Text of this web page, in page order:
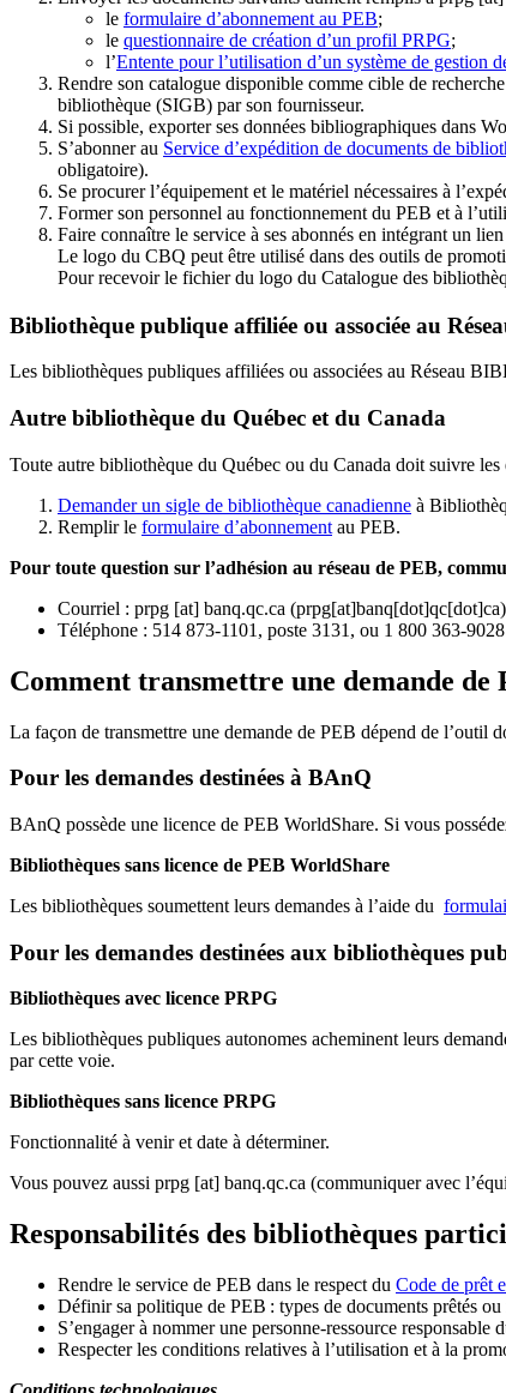
le formulaire d’abonnement au PEB;
le questionnaire de création d’un profil PRPG;
l’Entente pour l’utilisation d’un système de gestion
Rendre son catalogue disponible comme cible de
bibliothèque (SIGB) par son fournisseur.
Si possible, exporter ses données bibliographiques dans
S’abonner au Service d’expédition de documents de
obligatoire).
Se procurer l’équipement et le matériel nécessaires à
Former son personnel au fonctionnement du PEB et à
Faire connaître le service à ses abonnés en intégrant un
Le logo du CBQ peut être utilisé dans des outils de
Pour recevoir le fichier du logo du Catalogue des
Bibliothèque publique affiliée ou associée au
Les bibliothèques publiques affiliées ou associées au Réseau
Autre bibliothèque du Québec et du Canada
Toute autre bibliothèque du Québec ou du Canada doit suivre les
Demander un sigle de bibliothèque canadienne à
Remplir le formulaire d’abonnement au PEB.
Pour toute question sur l’adhésion au réseau de PEB,
Courriel : prpg [at] banq.qc.ca (prpg[at]banq[dot]qc[dot]ca)
Téléphone : 514 873-1101, poste 3131, ou 1 800 363-
Comment transmettre une demande de
La façon de transmettre une demande de PEB dépend de l’outil
Pour les demandes destinées à BAnQ
BAnQ possède une licence de PEB WorldShare. Si vous
Bibliothèques sans licence de PEB WorldShare
Les bibliothèques soumettent leurs demandes à l’aide du
Pour les demandes destinées aux bibliothèques
Bibliothèques avec licence PRPG
Les bibliothèques publiques autonomes acheminent leurs
par cette voie.
Bibliothèques sans licence PRPG
Fonctionnalité à venir et date à déterminer.
Vous pouvez aussi prpg [at] banq.qc.ca (communiquer avec
Responsabilités des bibliothèques
Rendre le service de PEB dans le respect du Code de prêt
Définir sa politique de PEB : types de documents prêtés
S’engager à nommer une personne-ressource responsable
Respecter les conditions relatives à l’utilisation et à la